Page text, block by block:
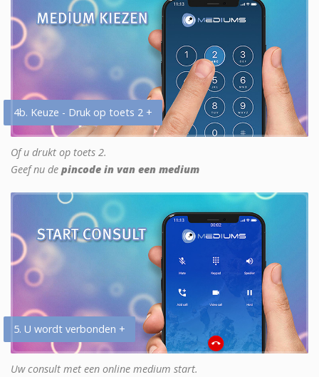
4b. Keuze - Druk op toets 2 +
Of u drukt op toets 2.
Geef nu de pincode in van een medium
5. U wordt verbonden +
Uw consult met een online medium start.